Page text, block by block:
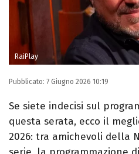
RaiPlay
Pubblicato: 7 Giugno 2026 10:19
Se siete indecisi sul
questa serata, ecco il
2026: tra amichevoli della